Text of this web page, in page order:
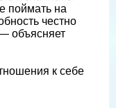
поймать на
честно
объясняет
к себе